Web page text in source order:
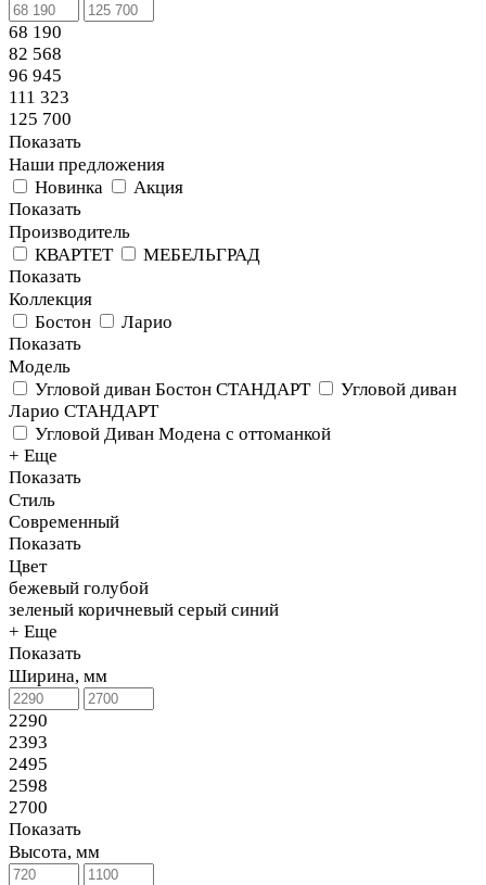
68 190
82 568
96 945
111 323
125 700
Показать
Наши предложения
Новинка
Акция
Показать
Производитель
КВАРТЕТ
МЕБЕЛЬГРАД
Показать
Коллекция
Бостон
Ларио
Показать
Модель
Угловой диван Бостон СТАНДАРТ
Угловой диван
Ларио СТАНДАРТ
Угловой Диван Модена с оттоманкой
+ Еще
Показать
Стиль
Современный
Показать
Цвет
бежевый голубой
зеленый коричневый серый синий
+ Еще
Показать
Ширина, мм
2290
2393
2495
2598
2700
Показать
Высота, мм